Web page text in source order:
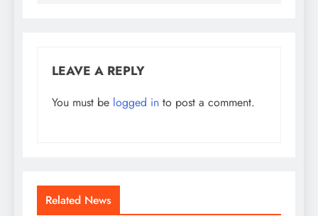
LEAVE A REPLY
You must be logged in to post a comment.
Related News